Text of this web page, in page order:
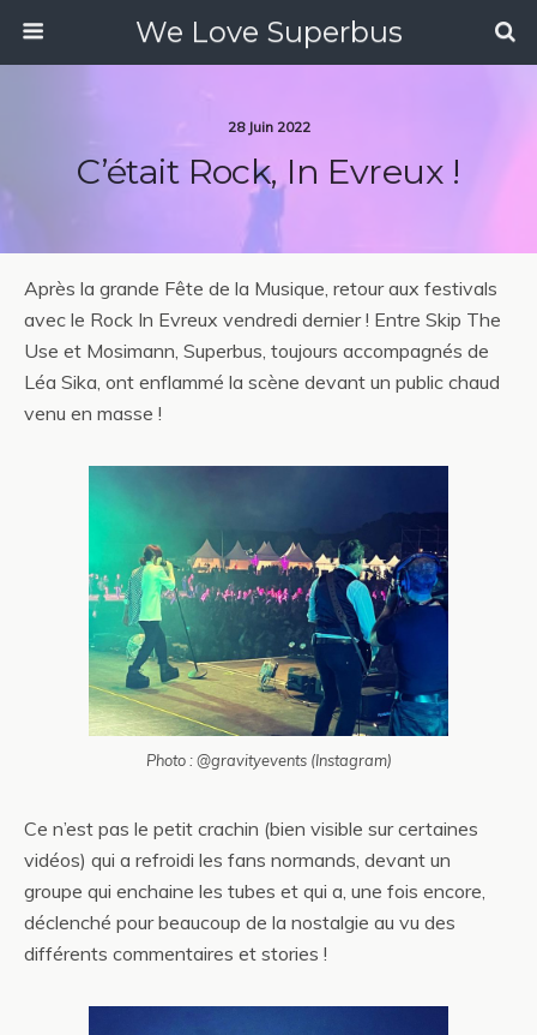
We Love Superbus
28 Juin 2022
C’était Rock, In Evreux !
Après la grande Fête de la Musique, retour aux festivals
avec le Rock In Evreux vendredi dernier ! Entre Skip The
Use et Mosimann, Superbus, toujours accompagnés de
Léa Sika, ont enflammé la scène devant un public chaud
venu en masse !
Photo : @gravityevents (Instagram)
Ce n’est pas le petit crachin (bien visible sur certaines
vidéos) qui a refroidi les fans normands, devant un
groupe qui enchaine les tubes et qui a, une fois encore,
déclenché pour beaucoup de la nostalgie au vu des
différents commentaires et stories !